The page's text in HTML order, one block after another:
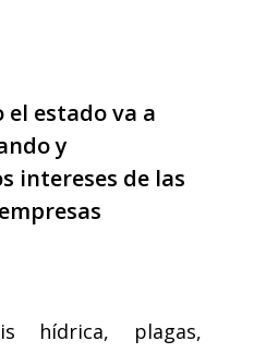
el estado va a
y
intereses de las
hídrica, plagas,